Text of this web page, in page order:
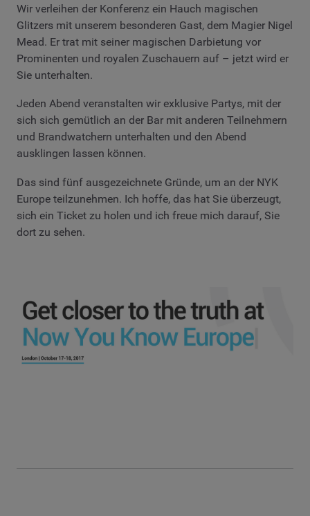
Wir verleihen der Konferenz ein Hauch magischen
Glitzers mit unserem besonderen Gast, dem Magier Nigel
Mead. Er trat mit seiner magischen Darbietung vor
Prominenten und royalen Zuschauern auf – jetzt wird er
Sie unterhalten.
Jeden Abend veranstalten wir exklusive Partys, mit der
sich sich gemütlich an der Bar mit anderen Teilnehmern
und Brandwatchern unterhalten und den Abend
ausklingen lassen können.
Das sind fünf ausgezeichnete Gründe, um an der NYK
Europe teilzunehmen. Ich hoffe, das hat Sie überzeugt,
sich ein Ticket zu holen und ich freue mich darauf, Sie
dort zu sehen.